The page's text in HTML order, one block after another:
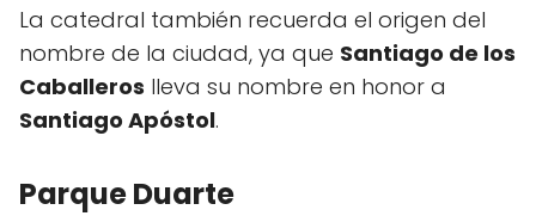
La catedral también recuerda el origen del
nombre de la ciudad, ya que Santiago de los
Caballeros lleva su nombre en honor a
Santiago Apóstol.
Parque Duarte